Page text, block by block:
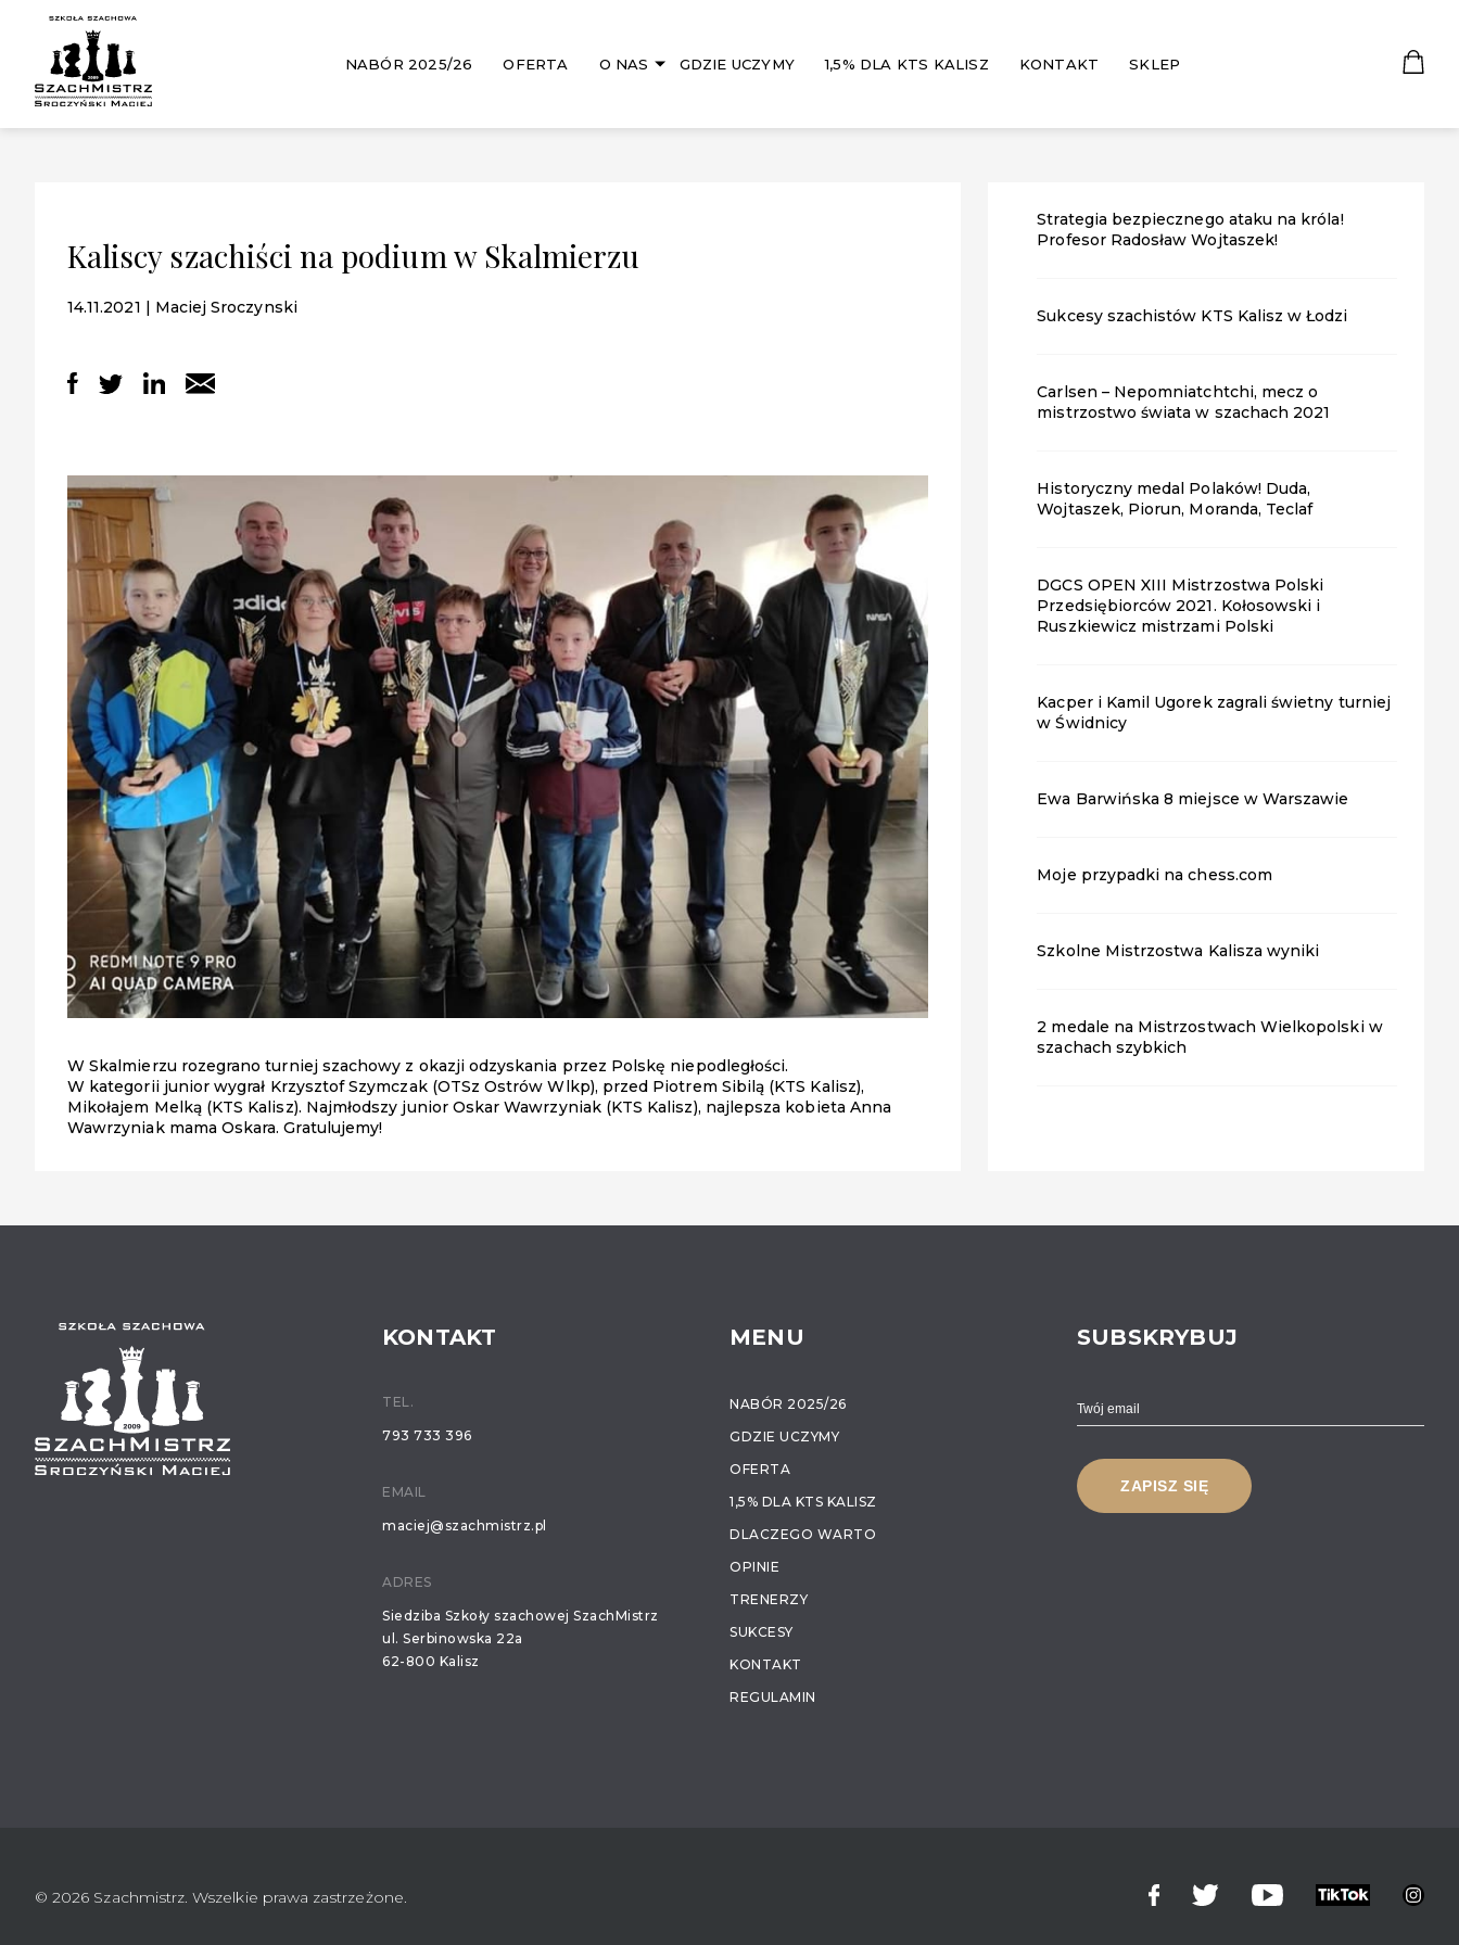
NABÓR 2025/26 OFERTA O NAS GDZIE UCZYMY 1,5% DLA KTS KALISZ KONTAKT SKLEP
Kaliscy szachiści na podium w Skalmierzu
14.11.2021 | Maciej Sroczynski
W Skalmierzu rozegrano turniej szachowy z okazji odzyskania przez Polskę niepodległości.
W kategorii junior wygrał Krzysztof Szymczak (OTSz Ostrów Wlkp), przed Piotrem Sibilą (KTS Kalisz),
Mikołajem Melką (KTS Kalisz). Najmłodszy junior Oskar Wawrzyniak (KTS Kalisz), najlepsza kobieta Anna
Wawrzyniak mama Oskara. Gratulujemy!
Strategia bezpiecznego ataku na króla!
Profesor Radosław Wojtaszek!
Sukcesy szachistów KTS Kalisz w Łodzi
Carlsen – Nepomniatchtchi, mecz o
mistrzostwo świata w szachach 2021
Historyczny medal Polaków! Duda,
Wojtaszek, Piorun, Moranda, Teclaf
DGCS OPEN XIII Mistrzostwa Polski
Przedsiębiorców 2021. Kołosowski i
Ruszkiewicz mistrzami Polski
Kacper i Kamil Ugorek zagrali świetny turniej
w Świdnicy
Ewa Barwińska 8 miejsce w Warszawie
Moje przypadki na chess.com
Szkolne Mistrzostwa Kalisza wyniki
2 medale na Mistrzostwach Wielkopolski w
szachach szybkich
KONTAKT
TEL.
793 733 396
EMAIL
maciej@szachmistrz.pl
ADRES
Siedziba Szkoły szachowej SzachMistrz
ul. Serbinowska 22a
62-800 Kalisz
MENU
NABÓR 2025/26
GDZIE UCZYMY
OFERTA
1,5% DLA KTS KALISZ
DLACZEGO WARTO
OPINIE
TRENERZY
SUKCESY
KONTAKT
REGULAMIN
SUBSKRYBUJ
© 2026 Szachmistrz. Wszelkie prawa zastrzeżone.